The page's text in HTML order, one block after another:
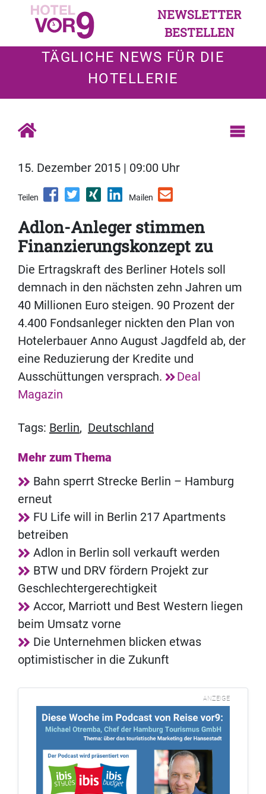
NEWSLETTER
BESTELLEN
TÄGLICHE NEWS FÜR DIE
HOTELLERIE
15. Dezember 2015 | 09:00 Uhr
Teilen Mailen
Adlon-Anleger stimmen
Finanzierungskonzept zu
Die Ertragskraft des Berliner Hotels soll
demnach in den nächsten zehn Jahren um
40 Millionen Euro steigen. 90 Prozent der
4.400 Fondsanleger nickten den Plan von
Hotelerbauer Anno August Jagdfeld ab, der
eine Reduzierung der Kredite und
Ausschüttungen versprach.
Deal
Magazin
Tags: Berlin, Deutschland
Mehr zum Thema
Bahn sperrt Strecke Berlin – Hamburg
erneut
FU Life will in Berlin 217 Apartments
betreiben
Adlon in Berlin soll verkauft werden
BTW und DRV fördern Projekt zur
Geschlechtergerechtigkeit
Accor, Marriott und Best Western liegen
beim Umsatz vorne
Die Unternehmen blicken etwas
optimistischer in die Zukunft
ANZEIGE